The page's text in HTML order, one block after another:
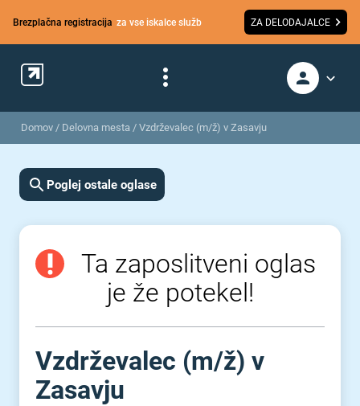
Brezplačna registracija za vse iskalce služb ZA DELODAJALCE
Domov / Delovna mesta / Vzdrževalec (m/ž) v Zasavju
Poglej ostale oglase
Ta zaposlitveni oglas
je že potekel!
Vzdrževalec (m⁠/⁠ž) v
Zasavju